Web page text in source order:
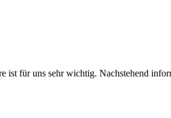
ist für uns sehr wichtig. Nachstehend